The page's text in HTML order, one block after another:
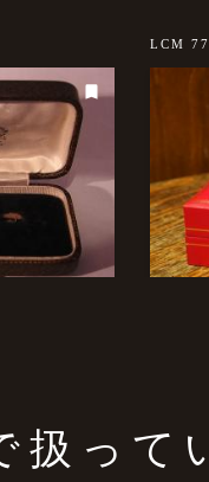
LCM
扱って